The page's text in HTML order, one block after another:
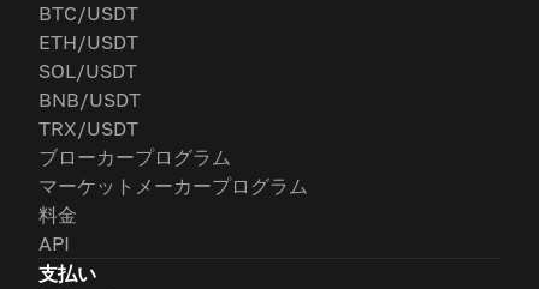
BTC/USDT
ETH/USDT
SOL/USDT
BNB/USDT
TRX/USDT
ブローカープログラム
マーケットメーカープログラム
料金
API
支払い